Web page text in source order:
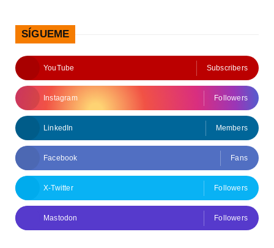
SÍGUEME
YouTube Subscribers
Instagram Followers
LinkedIn Members
Facebook Fans
X-Twitter Followers
Mastodon Followers